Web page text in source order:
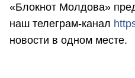
«Блокнот Молдова»
наш телеграм-канал
новости в одном месте.